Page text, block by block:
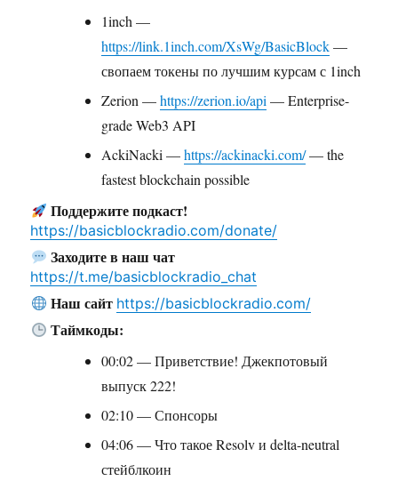
1inch —
https://link.1inch.com/XsWg/BasicBlock—
свопаем токены по лучшим курсам с 1inch
Zerion —https://zerion.io/api — Enterprise-
grade Web3 API
AckiNacki —https://ackinacki.com/— the
fastest blockchain possible
Поддержите подкаст!
https://basicblockradio.com/donate/
Заходите в наш чат
https://t.me/basicblockradio_chat
Наш сайт https://basicblockradio.com/
Таймкоды:
00:02 — Приветствие! Джекпотовый
выпуск 222!
02:10 — Спонсоры
04:06 — Что такое Resolv и delta-neutral
стейблкоин